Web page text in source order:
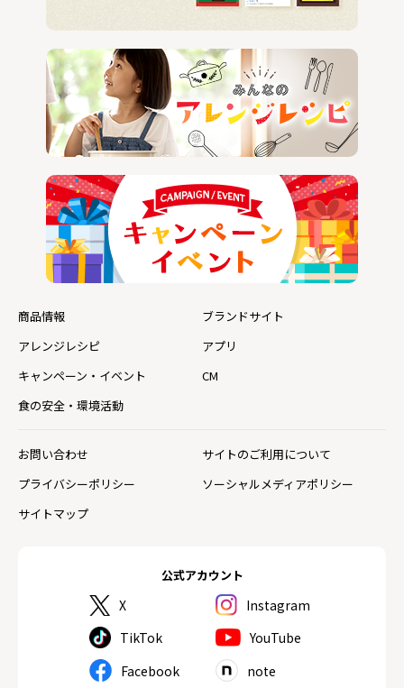
公式アカウント
X
Instagram
TikTok
YouTube
Facebook
note
商品情報
ブランドサイト
アレンジレシピ
アプリ
キャンペーン・イベント
CM
食の安全・環境活動
お問い合わせ
サイトのご利用について
プライバシーポリシー
ソーシャルメディアポリシー
サイトマップ